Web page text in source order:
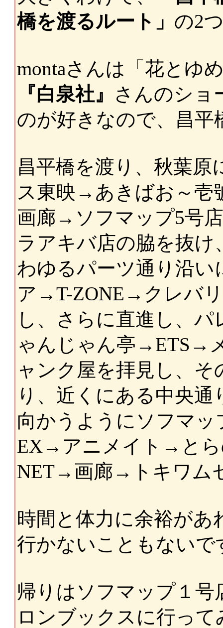
橋を渡るルート」 の2
montaさんは「花とゆ
『白泉社』
さんのショ
のが好きなので、昌平
昌平橋を渡り、秋葉
ス東映→あきばお～
画廊→ソフマップ5号
ラアキバ店の脇を抜
わゆるパーツ通り沿
ア→T-ZONE→クレバ
し、さらに直進し、
ゃんじゃん亭→ETS→
ャンク屋を拝見し、そ
り、近くにある中央
向かうようにソフマ
EX→アニメイト→と
NET→画廊→トキワム
時間と体力に余裕があ
行かないこともないで
帰りはソフマップ１
ロンブックスに行っ